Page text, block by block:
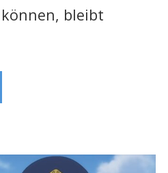
bleibt